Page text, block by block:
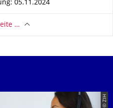
05.11.2024
…
© ZIH